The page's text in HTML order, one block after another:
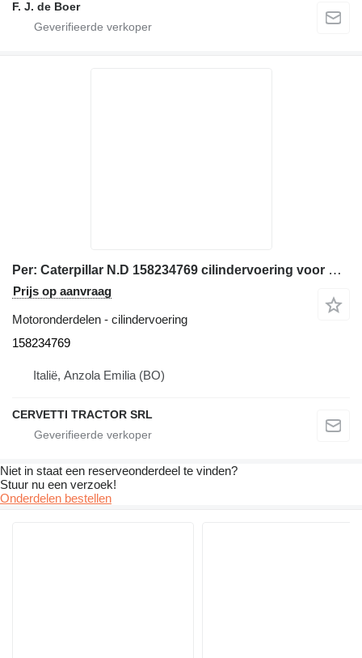
F. J. de Boer
Per: Caterpillar N.D 158234769 cilindervoering voor Caterpillar N.D bulldozer
Prijs op aanvraag
Motoronderdelen - cilindervoering
158234769
Italië, Anzola Emilia (BO)
CERVETTI TRACTOR SRL
Niet in staat een reserveonderdeel te vinden?
Stuur nu een verzoek!
Onderdelen bestellen